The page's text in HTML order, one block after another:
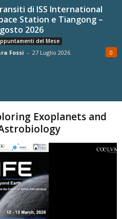
di ISS International
Station e Tiangong –
2026
del Mese
Fossi - 27 Luglio 2026 0
Exoplanets and